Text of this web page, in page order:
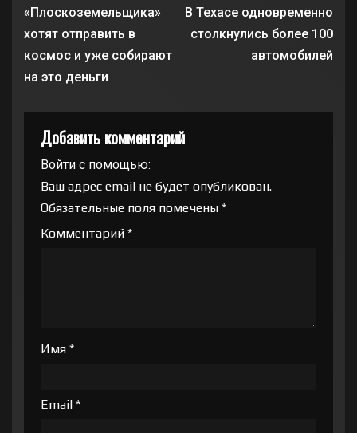
«Плоскоземельщика»
хотят отправить в
космос и уже собирают
на это деньги
В Техасе одновременно
столкнулись более 100
автомобилей
Добавить комментарий
Войти с помощью:
Ваш адрес email не будет опубликован.
Обязательные поля помечены *
Комментарий *
Имя *
Email *